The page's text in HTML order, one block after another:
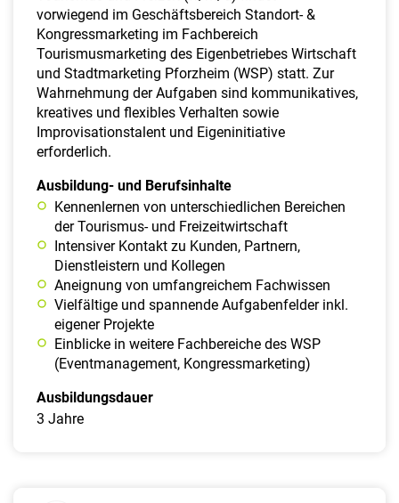
vorwiegend im Geschäftsbereich Standort- &
Kongressmarketing im Fachbereich
Tourismusmarketing des Eigenbetriebes Wirtschaft
und Stadtmarketing Pforzheim (WSP) statt. Zur
Wahrnehmung der Aufgaben sind kommunikatives,
kreatives und flexibles Verhalten sowie
Improvisationstalent und Eigeninitiative
erforderlich.
Ausbildung- und Berufsinhalte
Kennenlernen von unterschiedlichen Bereichen
der Tourismus- und Freizeitwirtschaft
Intensiver Kontakt zu Kunden, Partnern,
Dienstleistern und Kollegen
Aneignung von umfangreichem Fachwissen
Vielfältige und spannende Aufgabenfelder inkl.
eigener Projekte
Einblicke in weitere Fachbereiche des WSP
(Eventmanagement, Kongressmarketing)
Ausbildungsdauer
3 Jahre